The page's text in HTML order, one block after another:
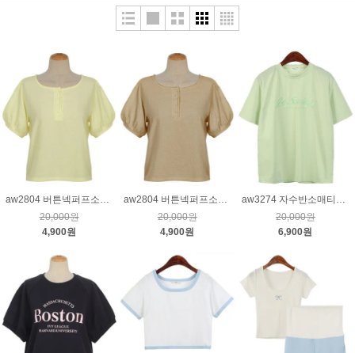
aw2804 버튼넥퍼프소매티_레몬
20,000원
4,900원
aw2804 버튼넥퍼프소매티_베이지
20,000원
4,900원
aw3274 자수반소매티_연두
20,000원
6,900원